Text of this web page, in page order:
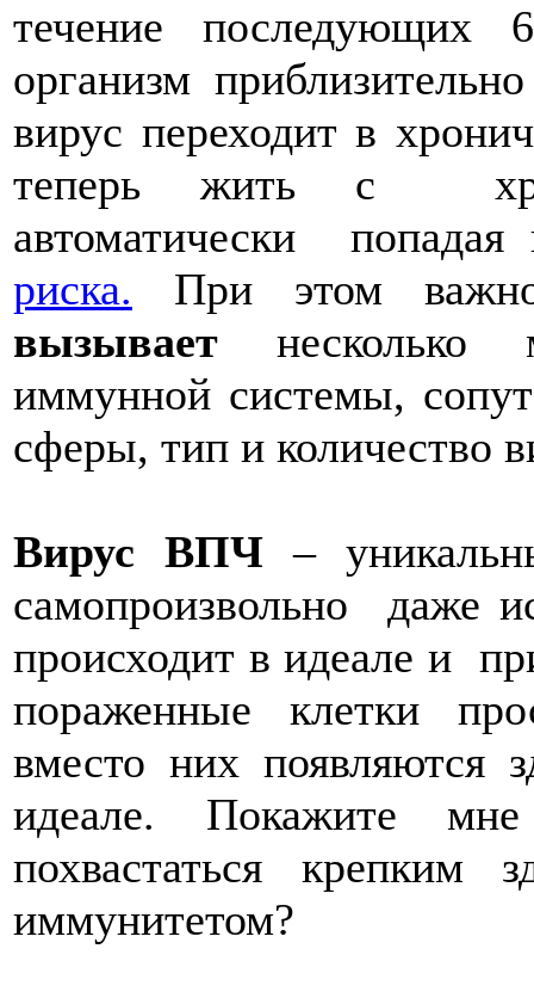
течение последующих
организм
вирус переходит в
теперь жить с
автоматически
риска. При этом
вызывает несколько
иммунной системы,
сферы, тип и количество
Вирус ВПЧ –
самопроизвольно даже
происходит в идеале и
пораженные клетки
вместо них появляются
идеале. Покажите
похвастаться
иммунитетом?